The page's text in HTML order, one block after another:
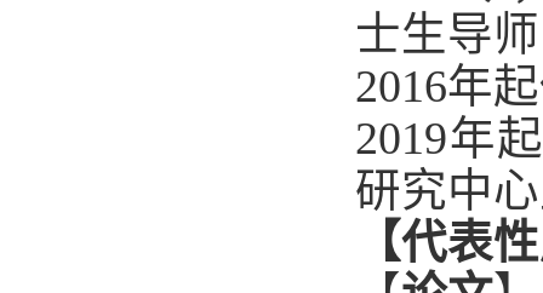
士生导师
2016年
2019年
研究中
【代表